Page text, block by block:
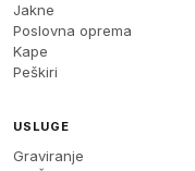
Jakne
Poslovna oprema
Kape
Peškiri
USLUGE
Graviranje